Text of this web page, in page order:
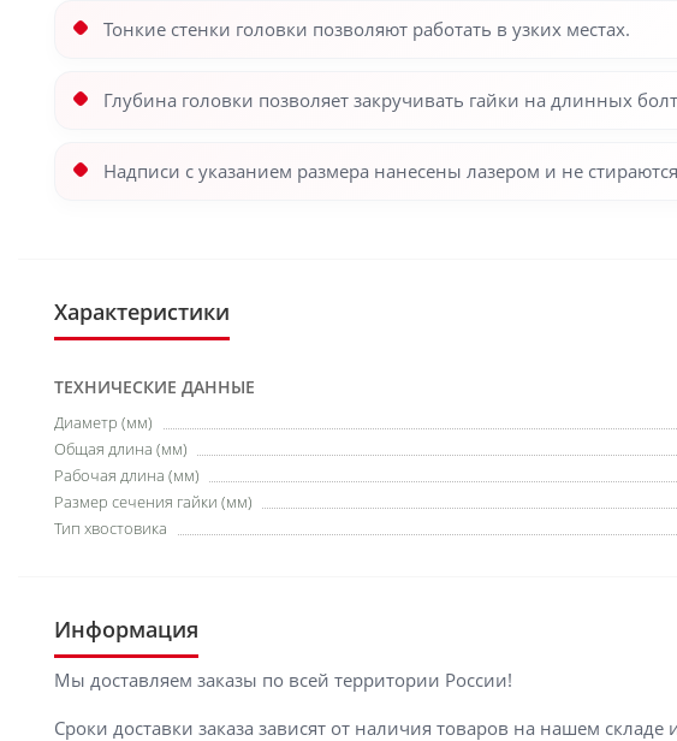
Тонкие стенки головки позволяют работать в узких местах.
Глубина головки позволяет закручивать гайки на длинных
Надписи с указанием размера нанесены лазером и не
Характеристики
ТЕХНИЧЕСКИЕ ДАННЫЕ
Диаметр (мм)
Общая длина (мм)
Рабочая длина (мм)
Размер сечения гайки (мм)
Тип хвостовика
Информация
Мы доставляем заказы по всей территории России!
Сроки доставки заказа зависят от наличия товаров на нашем